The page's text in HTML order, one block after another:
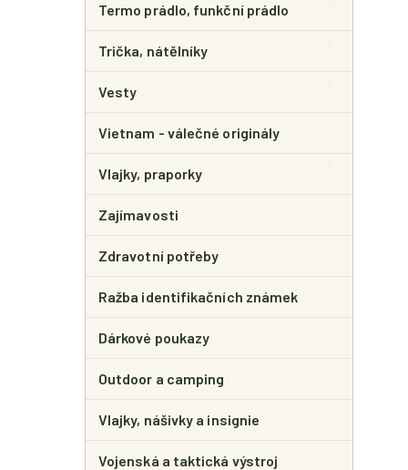
Termo prádlo, funkční prádlo
Trička, nátělníky
Vesty
Vietnam - válečné originály
Vlajky, praporky
Zajímavosti
Zdravotní potřeby
Ražba identifikačních známek
Dárkové poukazy
Outdoor a camping
Vlajky, nášivky a insignie
Vojenská a taktická výstroj